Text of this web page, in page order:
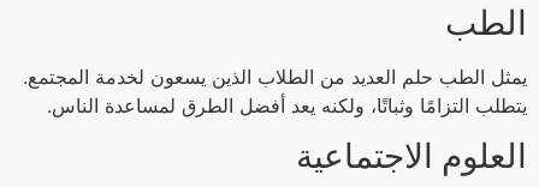
الطب
يمثل الطب حلم العديد من الطلاب الذين يسعون لخدمة المجتمع.
يتطلب التزامًا وثباتًا، ولكنه يعد أفضل الطرق لمساعدة الناس.
العلوم الاجتماعية